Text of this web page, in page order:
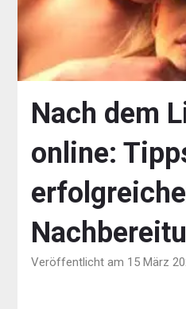
Nach dem
online:
Veröffentlicht am 15 März